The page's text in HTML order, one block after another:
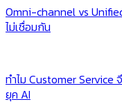
Omni-channel vs
ไม่เชื่อมกัน
ทำไม Customer Service
ยุค AI